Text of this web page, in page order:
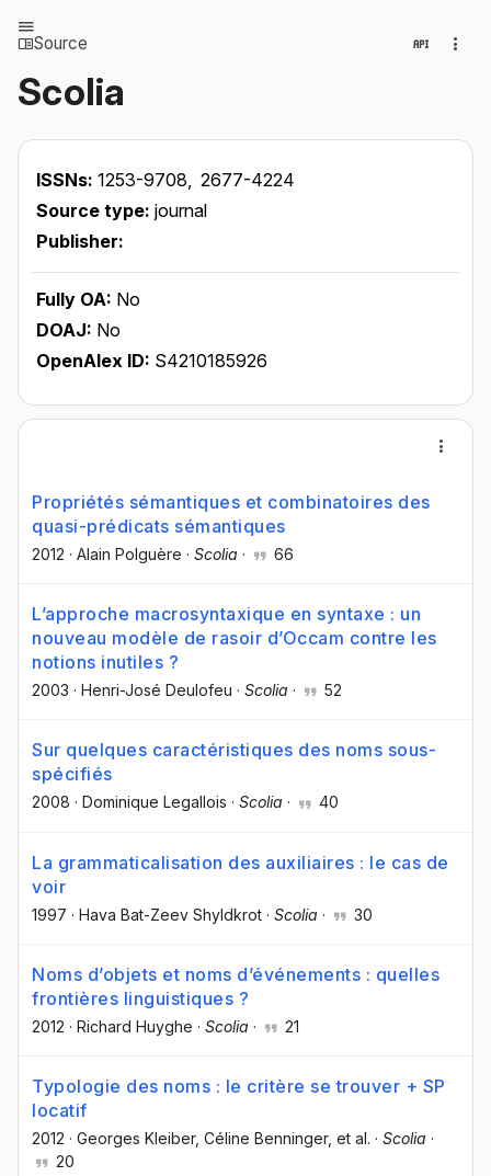
Source
Scolia
ISSNs: 1253-9708, 2677-4224
Source type: journal
Publisher:
Fully OA: No
DOAJ: No
OpenAlex ID: S4210185926
Propriétés sémantiques et combinatoires des
quasi-prédicats sémantiques
2012 · Alain Polguère · Scolia · 66
L’approche macrosyntaxique en syntaxe : un
nouveau modèle de rasoir d’Occam contre les
notions inutiles ?
2003 · Henri-José Deulofeu · Scolia · 52
Sur quelques caractéristiques des noms sous-
spécifiés
2008 · Dominique Legallois · Scolia · 40
La grammaticalisation des auxiliaires : le cas de
voir
1997 · Hava Bat-Zeev Shyldkrot · Scolia · 30
Noms d’objets et noms d’événements : quelles
frontières linguistiques ?
2012 · Richard Huyghe · Scolia · 21
Typologie des noms : le critère se trouver + SP
locatif
2012 · Georges Kleiber, Céline Benninger, et al. · Scolia ·
20